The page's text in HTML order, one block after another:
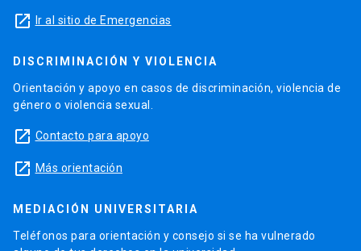
launch Ir al sitio de Emergencias
DISCRIMINACIÓN Y VIOLENCIA
Orientación y apoyo en casos de discriminación, violencia de
género o violencia sexual.
launch Contacto para apoyo
launch Más orientación
MEDIACIÓN UNIVERSITARIA
Teléfonos para orientación y consejo si se ha vulnerado